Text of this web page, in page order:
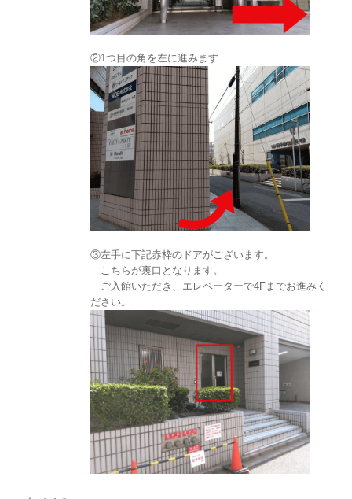
②1つ目の角を左に進みます
③左手に下記赤枠のドアがございます。
こちらが裏口となります。
ご入館いただき、エレベーターで4Fまでお進みく
ださい。